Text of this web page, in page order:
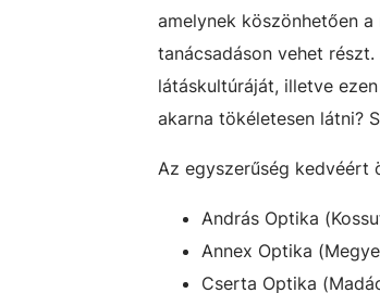
amelynek köszönhetően
tanácsadáson vehet
látáskultúráját, illetve
akarna tökéletesen látni?
Az egyszerűség kedvéért
András Optika
Annex Optika
Cserta Optika